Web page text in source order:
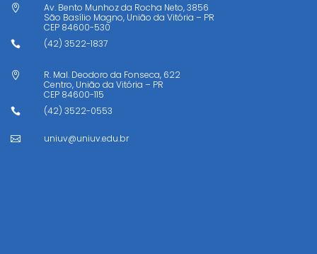

Av. Bento Munhoz da Rocha Neto, 3856
São Basílio Magno, União da Vitória – PR
CEP 84600-530
 (42) 3522-1837

R. Mal. Deodoro da Fonseca, 622
Centro, União da Vitória – PR
CEP 84600-115
 (42) 3522-0553
 uniuv@uniuv.edu.br